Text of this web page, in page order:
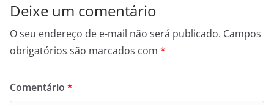
k
Deixe um comentário
O seu endereço de e-mail não será publicado. Campos
obrigatórios são marcados com *
Comentário *